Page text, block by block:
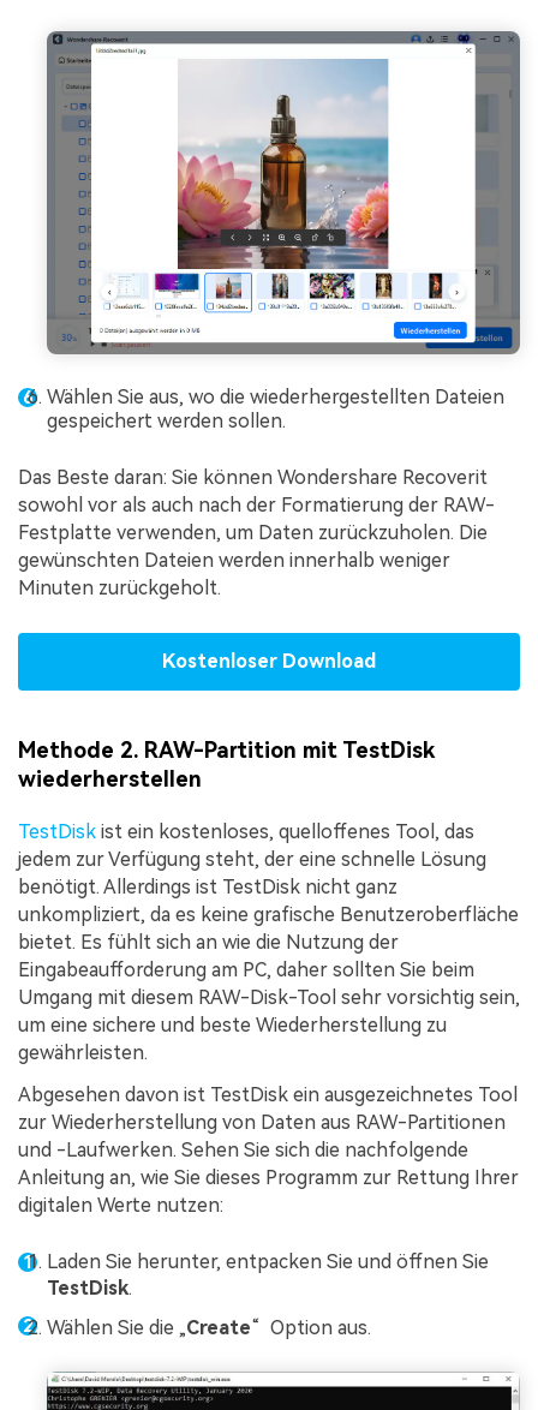
Wählen Sie aus, wo die wiederhergestellten Dateien
gespeichert werden sollen.
Das Beste daran: Sie können Wondershare Recoverit
sowohl vor als auch nach der Formatierung der RAW-
Festplatte verwenden, um Daten zurückzuholen. Die
gewünschten Dateien werden innerhalb weniger
Minuten zurückgeholt.
Kostenloser Download
Methode 2. RAW-Partition mit TestDisk
wiederherstellen
TestDisk ist ein kostenloses, quelloffenes Tool, das
jedem zur Verfügung steht, der eine schnelle Lösung
benötigt. Allerdings ist TestDisk nicht ganz
unkompliziert, da es keine grafische Benutzeroberfläche
bietet. Es fühlt sich an wie die Nutzung der
Eingabeaufforderung am PC, daher sollten Sie beim
Umgang mit diesem RAW-Disk-Tool sehr vorsichtig sein,
um eine sichere und beste Wiederherstellung zu
gewährleisten.
Abgesehen davon ist TestDisk ein ausgezeichnetes Tool
zur Wiederherstellung von Daten aus RAW-Partitionen
und -Laufwerken. Sehen Sie sich die nachfolgende
Anleitung an, wie Sie dieses Programm zur Rettung Ihrer
digitalen Werte nutzen:
Laden Sie herunter, entpacken Sie und öffnen Sie
TestDisk.
Wählen Sie die „Create“ Option aus.